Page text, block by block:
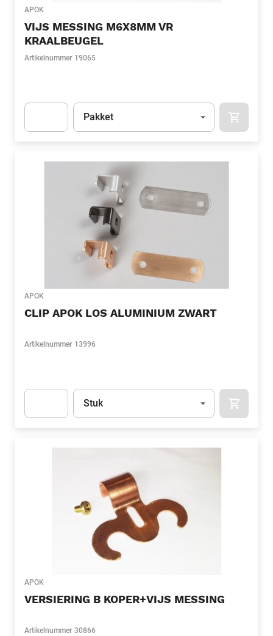
APOK
VIJS MESSING M6X8MM VR
KRAALBEUGEL
Artikelnummer 19065
Eenheid
Pakket
APOK
CLIP APOK LOS ALUMINIUM ZWART
Artikelnummer 13996
Eenheid
Stuk
APOK
VERSIERING B KOPER+VIJS MESSING
Artikelnummer 30866